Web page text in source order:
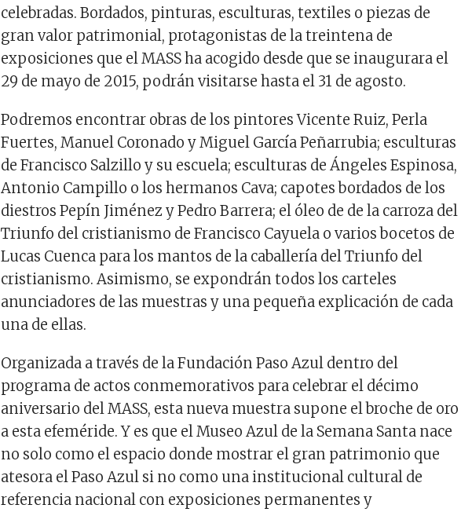
celebradas. Bordados, pinturas, esculturas, textiles o piezas de
gran valor patrimonial, protagonistas delatreintena de
exposiciones que el MASS ha acogido desde que se inaugurara el
29 de mayo de 2015, podránvisitarsehasta el 31 de agosto.
Podremos encontrar obras de los pintores Vicente Ruiz, Perla
Fuertes, Manuel CoronadoyMiguel García Peñarrubia; esculturas
de Francisco Salzillo y su escuela; esculturas de Ángeles Espinosa,
Antonio Campillo o los hermanos Cava; capotes bordados de los
diestros Pepín Jiménez y Pedro Barrera; el óleo de de la carroza del
Triunfo del cristianismo de Francisco Cayuela o varios bocetos de
Lucas Cuenca para los mantos de la caballería del Triunfo del
cristianismo.Asimismo, se expondrán todos los carteles
anunciadores delas muestras y una pequeña explicación de cada
una de ellas.
Organizada através de la Fundación Paso Azul dentro del
programa de actos conmemorativos para celebrar el décimo
aniversario del MASS, esta nueva muestra supone el broche de oro
a esta efeméride. Y es que el Museo Azul de la Semana Santa nace
no solo como el espacio donde mostrar el gran patrimonio que
atesora el Paso Azul si no como una institucional cultural de
referencia nacional con exposiciones permanentes y